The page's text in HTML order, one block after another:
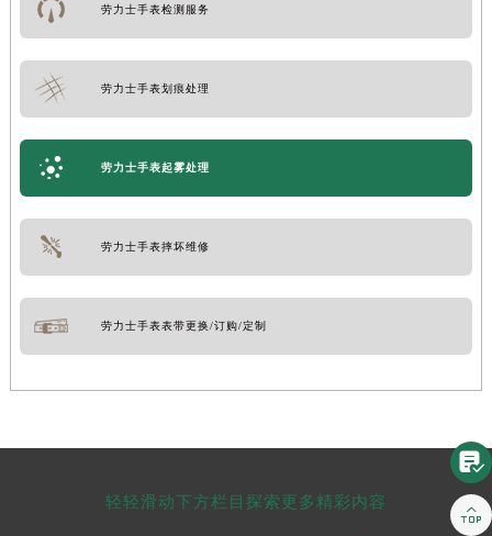
劳力士手表检测服务
劳力士手表划痕处理
劳力士手表起雾处理
劳力士手表摔坏维修
劳力士手表表带更换/订购/定制
轻轻滑动下方栏目探索更多精彩内容

